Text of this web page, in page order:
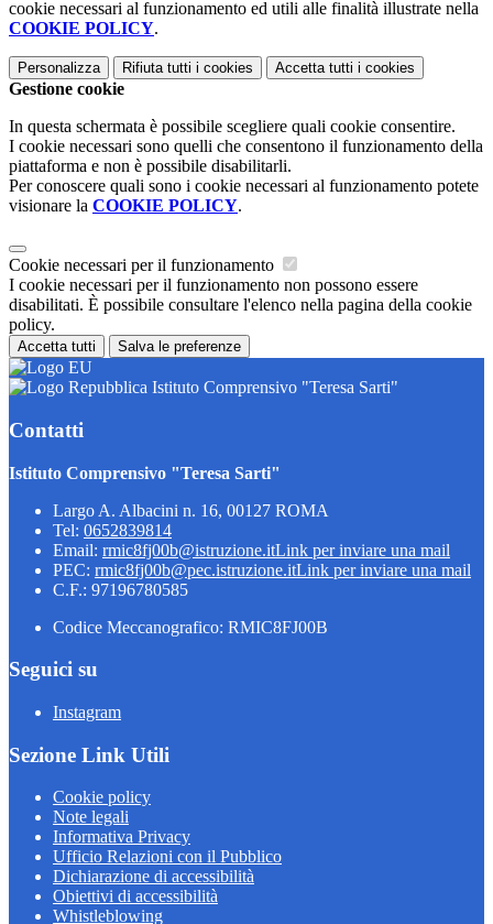
cookie necessari al funzionamento ed utili alle finalità illustrate nella
COOKIE POLICY.
Personalizza Rifiuta tutti i cookies Accetta tutti i cookies
Gestione cookie
In questa schermata è possibile scegliere quali cookie consentire.
I cookie necessari sono quelli che consentono il funzionamento della
piattaforma e non è possibile disabilitarli.
Per conoscere quali sono i cookie necessari al funzionamento potete
visionare la COOKIE POLICY.
Cookie necessari per il funzionamento
I cookie necessari per il funzionamento non possono essere
disabilitati. È possibile consultare l'elenco nella pagina della cookie
policy.
Accetta tutti Salva le preferenze
Istituto Comprensivo "Teresa Sarti"
Contatti
Istituto Comprensivo "Teresa Sarti"
Largo A. Albacini n. 16, 00127 ROMA
Tel: 0652839814
Email: rmic8fj00b@istruzione.itLink per inviare una mail
PEC: rmic8fj00b@pec.istruzione.itLink per inviare una mail
C.F.: 97196780585
Codice Meccanografico: RMIC8FJ00B
Seguici su
Instagram
Sezione Link Utili
Cookie policy
Note legali
Informativa Privacy
Ufficio Relazioni con il Pubblico
Dichiarazione di accessibilità
Obiettivi di accessibilità
Whistleblowing